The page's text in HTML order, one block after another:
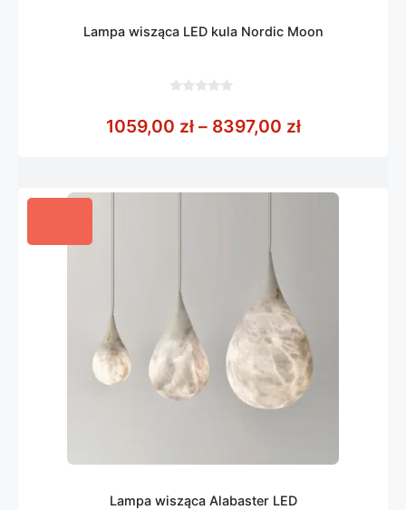
Lampa wisząca LED kula Nordic Moon
5
1059,00 zł – 8397,00 złZakres cen:
Lampa wisząca Alabaster LED